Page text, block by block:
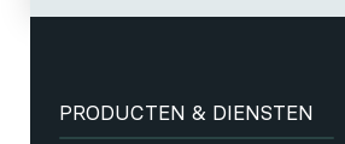
PRODUCTEN & DIENSTEN